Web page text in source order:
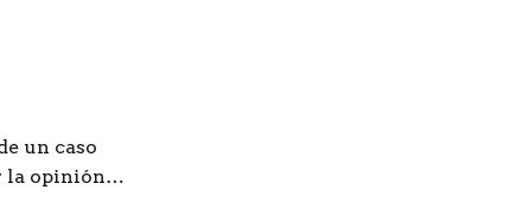
un caso
la opinión